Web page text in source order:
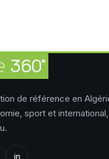
de référence en
sport et
in